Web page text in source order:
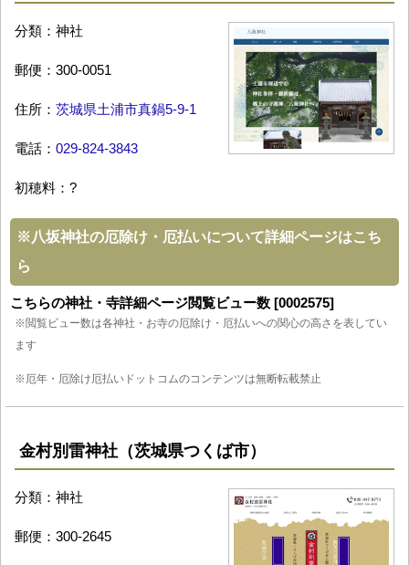
分類：神社
郵便：300-0051
住所： 茨城県土浦市真鍋5-9-1
電話： 029-824-3843
初穂料：?
※八坂神社の厄除け・厄払いについて詳細ページはこち
ら
こちらの神社・寺詳細ページ閲覧ビュー数 [0002575]
※閲覧ビュー数は各神社・お寺の厄除け・厄払いへの関心の高さを表してい
ます
※厄年・厄除け厄払いドットコムのコンテンツは無断転載禁止
金村別雷神社（茨城県つくば市）
分類：神社
郵便：300-2645